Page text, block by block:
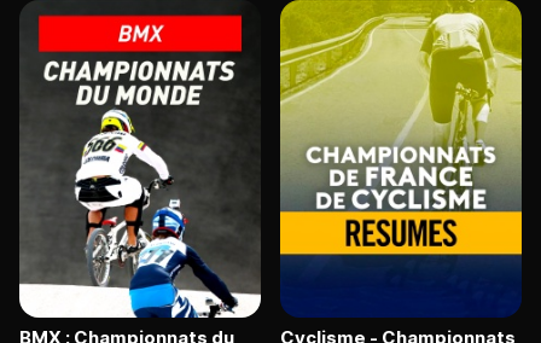
BMX : Championnats du
Cyclisme - Championnats